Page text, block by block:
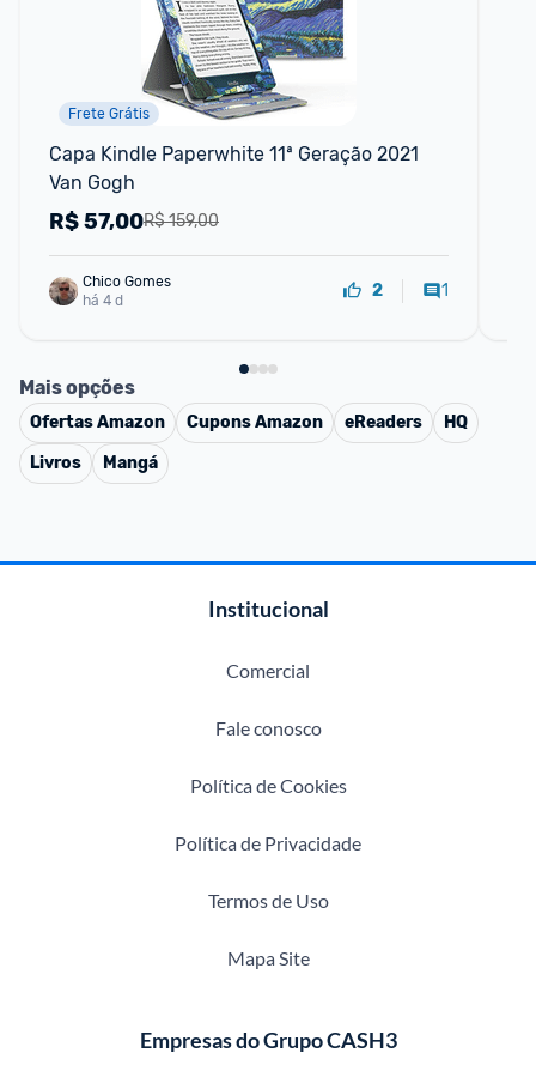
Frete Grátis
Capa Kindle Paperwhite 11ª Geração 2021
Van Gogh
R$ 159,00
R$57,00
Chico Gomes
há 4 d
2 1
Mais opções
OfertasAmazon CuponsAmazon eReaders
HQ
Livros
Mangá
Institucional
Comercial
Fale conosco
Política de Cookies
Política de Privacidade
Termos de Uso
Mapa Site
Empresas do Grupo CASH3